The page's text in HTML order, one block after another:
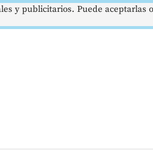
y publicitarios. Puede aceptarlas